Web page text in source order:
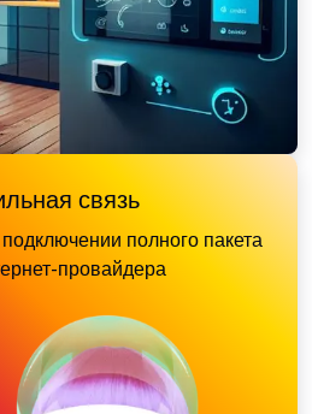
связь
полного пакета
провайдера